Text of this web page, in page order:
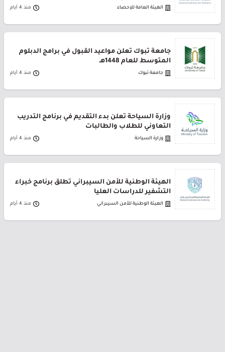
الهيئة العامة للإحصاء منذ 4 أيام
جامعة تبوك تعلن مواعيد القبول في برامج الدبلوم
المتوسط للعام 1448هـ
جامعة تبوك منذ 4 أيام
وزارة السياحة تعلن بدء التقديم في برنامج التدريب
التعاوني للطلاب والطالبات
وزارة السياحة منذ 4 أيام
الهيئة الوطنية للأمن السيبراني تطلق برنامج خبراء
التشفير للدراسات العليا
الهيئة الوطنية للأمن السيبراني منذ 4 أيام